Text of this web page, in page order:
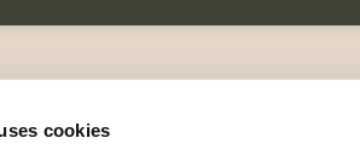
cookies
Wie zijn wij